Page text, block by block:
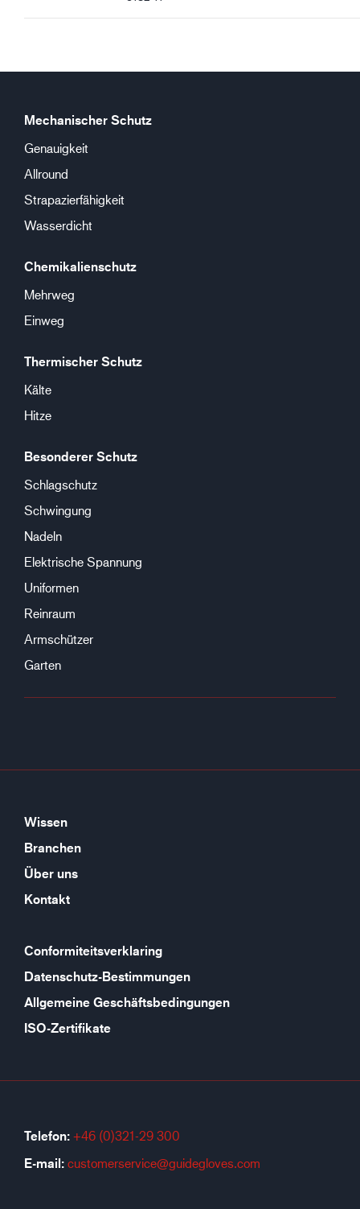
Mechanischer Schutz
Genauigkeit
Allround
Strapazierfähigkeit
Wasserdicht
Chemikalienschutz
Mehrweg
Einweg
Thermischer Schutz
Kälte
Hitze
Besonderer Schutz
Schlagschutz
Schwingung
Nadeln
Elektrische Spannung
Uniformen
Reinraum
Armschützer
Garten
Wissen
Branchen
Über uns
Kontakt
Conformiteitsverklaring
Datenschutz-Bestimmungen
Allgemeine Geschäftsbedingungen
ISO-Zertifikate
Telefon: +46 (0)321-29 300
E-mail: customerservice@guidegloves.com